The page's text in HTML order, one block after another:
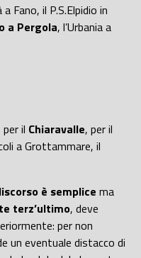
Fano, il P.S.Elpidio in
a Pergola, l’Urbania a
il Chiaravalle, per il
a Grottammare, il
è semplice ma
terz’ultimo, deve
per non
un eventuale distacco di